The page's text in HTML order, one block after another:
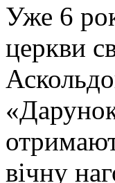
Уже 6
церкви
вічну